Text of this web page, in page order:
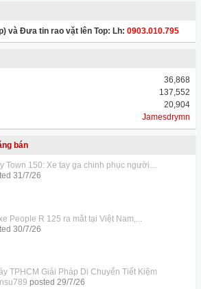
và Đưa tin rao vặt lên Top: Lh: 0903.010.795
36,868
137,552
20,904
Jamesdrymn
bán
Town 150: Xe tay ga chinh phục người...
31/7/26
People R 125 ra mắt tại Việt Nam,...
30/7/26
TPHCM Giải Pháp Di Chuyển Tiết Kiệm
posted 29/7/26